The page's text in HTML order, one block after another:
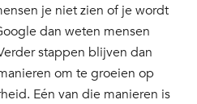
je niet zien of je wordt
dan weten mensen
stappen blijven dan
om te groeien op
Eén van die manieren is